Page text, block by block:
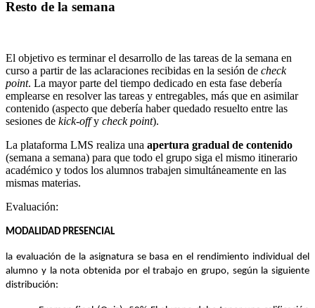
Resto de la semana
El objetivo es terminar el desarrollo de las tareas de la semana en
curso a partir de las aclaraciones recibidas en la sesión de check
point. La mayor parte del tiempo dedicado en esta fase debería
emplearse en resolver las tareas y entregables, más que en asimilar
contenido (aspecto que debería haber quedado resuelto entre las
sesiones de kick-offy check point).
La plataforma LMS realiza una apertura gradual de contenido
(semana a semana) para que todo el grupo siga el mismo itinerario
académico y todos los alumnos trabajen simultáneamente en las
mismas materias.
Evaluación:
MODALIDAD PRESENCIAL
la evaluación de la asignatura se basa en el rendimiento individual del
alumno y la nota obtenida por el trabajo en grupo, según la siguiente
distribución: